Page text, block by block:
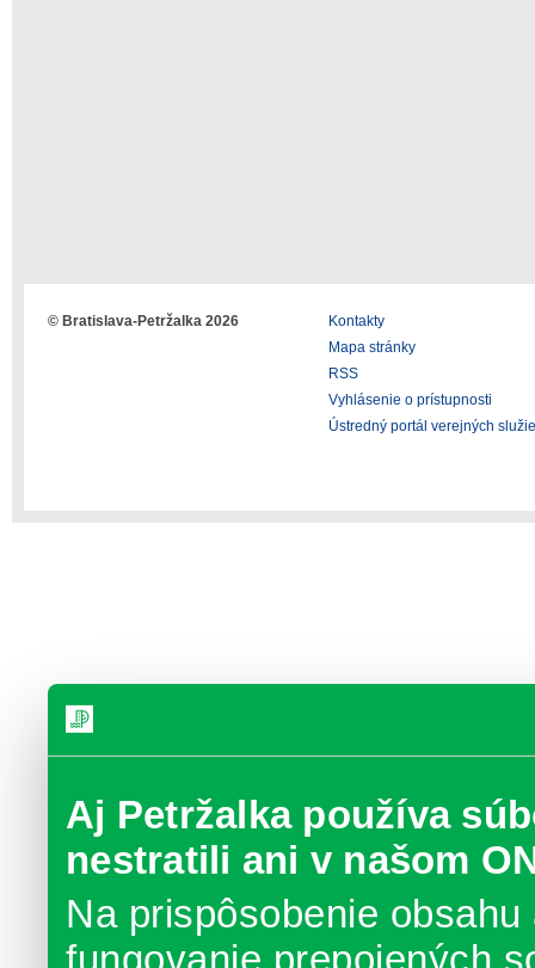
Aj Petržalka používa
nestratili ani v našom
Na prispôsobenie
© Bratislava-Petržalka 2026
Kontakty
Mapa stránky
RSS
Vyhlásenie o prístupnosti
Ústredný portál verejných